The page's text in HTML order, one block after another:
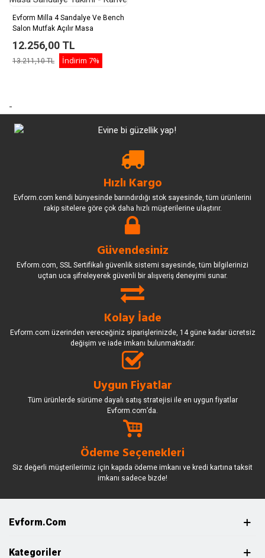
Evform Milla 4 Sandalye Ve Bench
Salon Mutfak Açılır Masa
12.256,00 TL
13.211,10 TL İndirim 7%
-
Hızlı Kargo
Evform.com kendi bünyesinde barındırdığı stok sayesinde, tüm ürünlerini
rakip sitelere göre çok daha hızlı müşterilerine ulaştırır.
Güvendesiniz
Evform.com, SSL Sertifikalı güvenlik sistemi sayesinde, tüm bilgilerinizi
uçtan uca şifreleyerek güvenli bir alışveriş deneyimi sunar.
Kolay İade
Evform.com üzerinden vereceğiniz siparişlerinizde, 14 güne kadar ücretsiz
değişim ve iade imkanı bulunmaktadır.
Uygun Fiyatlar
Tüm ürünlerde sürüme dayalı satış stratejisi ile en uygun fiyatlar
Evform.com’da.
Ödeme Seçenekleri
Siz değerli müşterilerimiz için kapıda ödeme imkanı ve kredi kartına taksit
imkanı sadece bizde!
Evform.com
Kategoriler